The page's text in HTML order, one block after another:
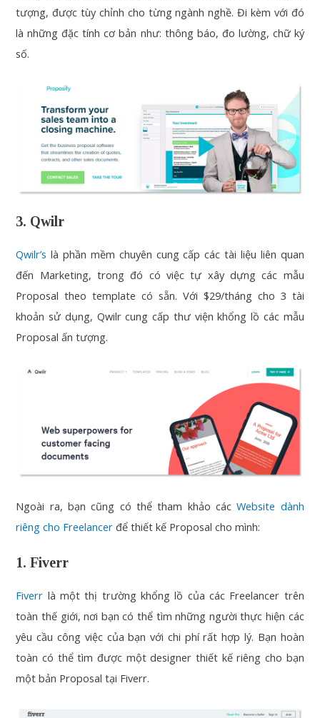
tượng, được tùy chỉnh cho từng ngành nghề. Đi kèm với đó
là những đặc tính cơ bản như: thông báo, đo lường, chữ ký
số.
3. Qwilr
Qwilr’s là phần mềm chuyên cung cấp các tài liệu liên quan
đến Marketing, trong đó có việc tự xây dựng các mẫu
Proposal theo template có sẵn. Với $29/tháng cho 3 tài
khoản sử dụng, Qwilr cung cấp thư viện khổng lồ các mẫu
Proposal ấn tượng.
Ngoài ra, bạn cũng có thể tham khảo cácWebsite dành
riêng cho Freelancer để thiết kế Proposal cho mình:
1. Fiverr
Fiverr là một thị trường khổng lồ của các Freelancer trên
toàn thế giới, nơi bạn có thể tìm những người thực hiện các
yêu cầu công việc của bạn với chi phí rất hợp lý. Bạn hoàn
toàn có thể tìm được một designer thiết kế riêng cho bạn
một bản Proposal tại Fiverr.